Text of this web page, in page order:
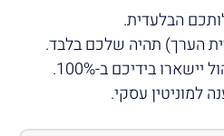
הבלעדית.
הערך) תהיה שלכם בלבד.
בידיכם ב-100%.
למוניטין עסקי.